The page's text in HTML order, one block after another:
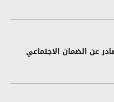
عن الضمان الاجتماعي